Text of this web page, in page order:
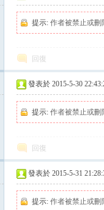
提示: 作者被禁止或刪
回復
發表於 2015-5-30
提示: 作者被禁止或刪
回復
發表於 2015-5-31
提示: 作者被禁止或刪